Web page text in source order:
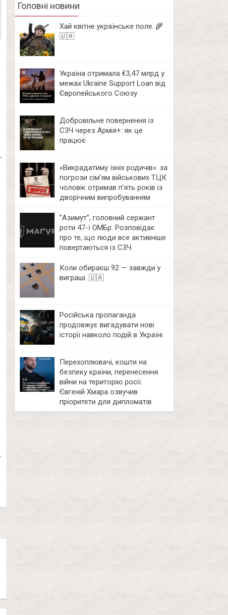
Головні новини
Хай квітне українське поле. 🌾
🇺🇦
Україна отримала €3,47 млрд у
межах Ukraine Support Loan від
Європейського Союзу
Добровільне повернення із
СЗЧ через Армія+: як це
працює
«Викрадатиму їхніх родичів»: за
погрози сім’ям військових ТЦК
чоловік отримав п’ять років із
дворічним випробуванням
⁨”Азимут”, головний сержант
роти 47-ї ОМБр. Розповідає
про те, що люди все активніше
повертаються із СЗЧ.
Коли обираєш 92 — завжди у
виграші. 🇺🇦
Російська пропаганда
продовжує вигадувати нові
історії навколо подій в Україні
Перехоплювачі, кошти на
безпеку країни, перенесення
війни на територію росії:
Євгеній Хмара озвучив
пріоритети для дипломатів